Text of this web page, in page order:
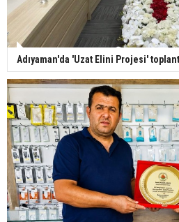
Adıyaman'da 'Uzat Elini Projesi'